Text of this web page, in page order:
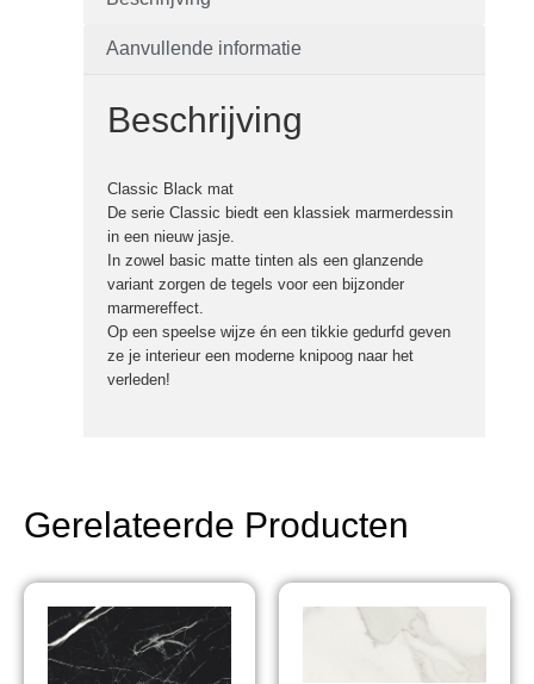
Aanvullende informatie
Beschrijving
Classic Black mat
De serie Classic biedt een klassiek marmerdessin
in een nieuw jasje.
In zowel basic matte tinten als een glanzende
variant zorgen de tegels voor een bijzonder
marmereffect.
Op een speelse wijze én een tikkie gedurfd geven
ze je interieur een moderne knipoog naar het
verleden!
Gerelateerde Producten